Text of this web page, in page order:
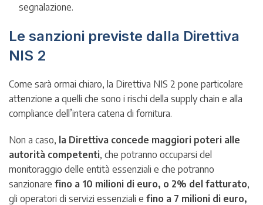
segnalazione.
Le sanzioni previste dalla Direttiva
NIS 2
Come sarà ormai chiaro, la Direttiva NIS 2 pone particolare
attenzione a quelli che sono i rischi della supply chain e alla
compliance dell’intera catena di fornitura.
Non a caso, la Direttiva concede maggiori poteri alle
autorità competenti, che potranno occuparsi del
monitoraggio delle entità essenziali e che potranno
sanzionare fino a 10 milioni di euro, o 2% del fatturato,
gli operatori di servizi essenziali e fino a 7 milioni di euro,